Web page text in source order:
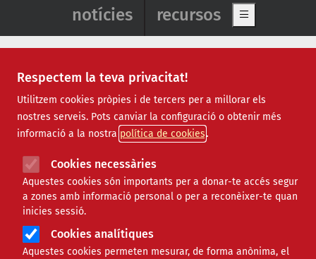
Respectem la teva privacitat!
Utilitzem cookies pròpies i de tercers per a millorar els
nostres serveis. Pots canviar la configuració o obtenir més
informació a la nostra política de cookies
Cookies necessàries
Aquestes cookies són importants per a donar-te accés segur
a zones amb informació personal o per a reconèixer-te quan
inicies sessió.
Cookies analítiques
Aquestes cookies permeten mesurar, de forma anònima, el
Navegació principal de
notícies recursos Show main
Notícies
Totes | Ambiental | Comunitari | Cultural | Social
|
Internacional | Projectes | Jurídic | Tecnològic
Formació